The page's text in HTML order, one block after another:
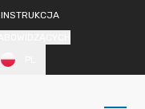
INSTRUKCJA